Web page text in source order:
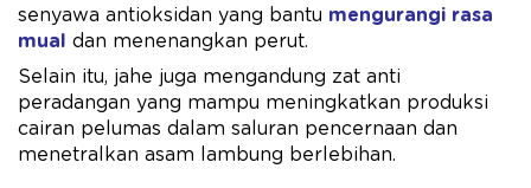
senyawa antioksidan yang bantu mengurangi rasa
mual
dan menenangkan perut.
Selain itu, jahe juga mengandung zat anti
peradangan yang mampu meningkatkan produksi
cairan pelumas dalam saluran pencernaan dan
menetralkan asam lambung berlebihan.